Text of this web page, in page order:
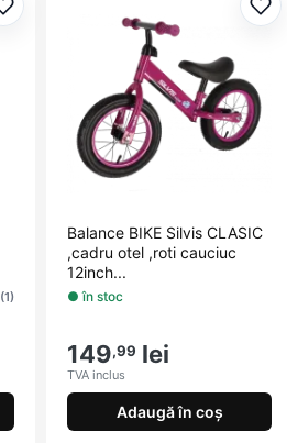
Adaugă la favorite
(1)
Balance BIKE Silvis CLASIC
,cadru otel ,roti cauciuc
12inch...
● în stoc
149,99 lei
TVA inclus
Adaugă în coș